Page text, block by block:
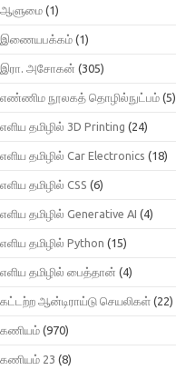
ஆளுமை (1)
இணையபக்கம் (1)
இரா. அசோகன் (305)
எண்ணிம நூலகத் தொழில்நுட்பம் (5)
எளிய தமிழில் 3D Printing (24)
எளிய தமிழில் Car Electronics (18)
எளிய தமிழில் CSS (6)
எளிய தமிழில் Generative AI (4)
எளிய தமிழில் Python (15)
எளிய தமிழில் பைத்தான் (4)
கட்டற்ற ஆன்டிராய்டு செயலிகள் (22)
கணியம் (970)
கணியம் 23 (8)